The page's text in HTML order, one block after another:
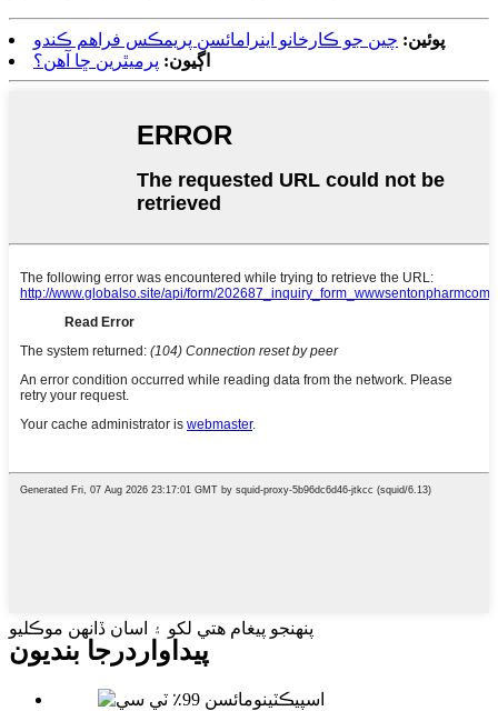
پوئين: چين جو ڪارخانو اينرامائسن پريمڪس فراهم ڪندو
اڳيون: پرميٿرين ڇا آهن؟
پنهنجو پيغام هتي لکو ۽ اسان ڏانهن موڪليو
پيداوار درجا بنديون